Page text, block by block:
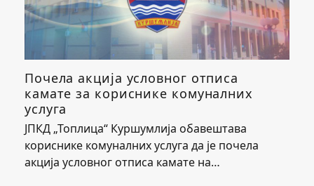
Почела акција условног отписа
камате за кориснике комуналних
услуга
ЈПКД „Топлица“ Куршумлија обавештава
кориснике комуналних услуга да је почела
акција условног отписа камате на…